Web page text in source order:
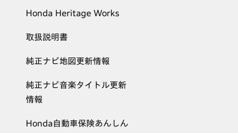
Honda Heritage Works
取扱説明書
純正ナビ地図更新情報
純正ナビ音楽タイトル更新
情報
Honda自動車保険あんしん